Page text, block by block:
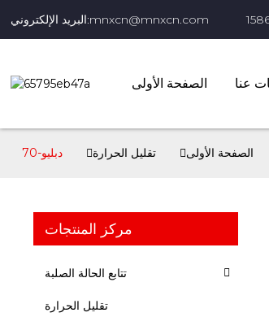
البريد الإلكتروني:mnxcn@mnxcn.com
الصفحة الأولى عنا
الصفحة الأولى تقليل الحرارة دبليو-70
مركز المنتجات
تتابع الحالة الصلبة
تقليل الحرارة